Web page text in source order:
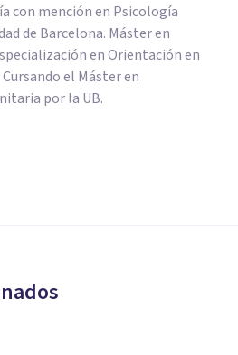
con mención en Psicología
de Barcelona. Máster en
en Orientación en
el Máster en
por la UB.